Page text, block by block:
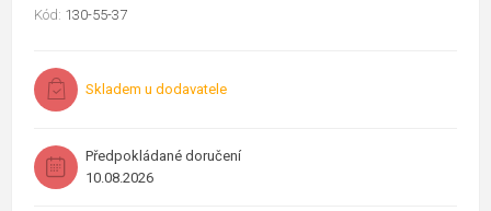
Kód: 130-55-37
Skladem u dodavatele
Předpokládané doručení
10.08.2026